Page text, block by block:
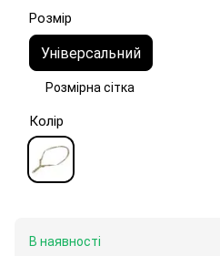
Розмір
Універсальний
Розмірна сітка
Колір
В наявності